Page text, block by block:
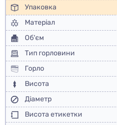
Упаковка
Матеріал
Об'єм
Тип горловини
Горло
Висота
Діаметр
Висота етикетки